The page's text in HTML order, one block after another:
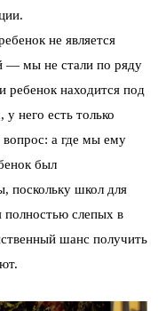
не является
— мы не стали по ряду
ребенок находится под
него есть только
вопрос: а где мы ему
был
поскольку школ для
полностью слепых в
шанс получить